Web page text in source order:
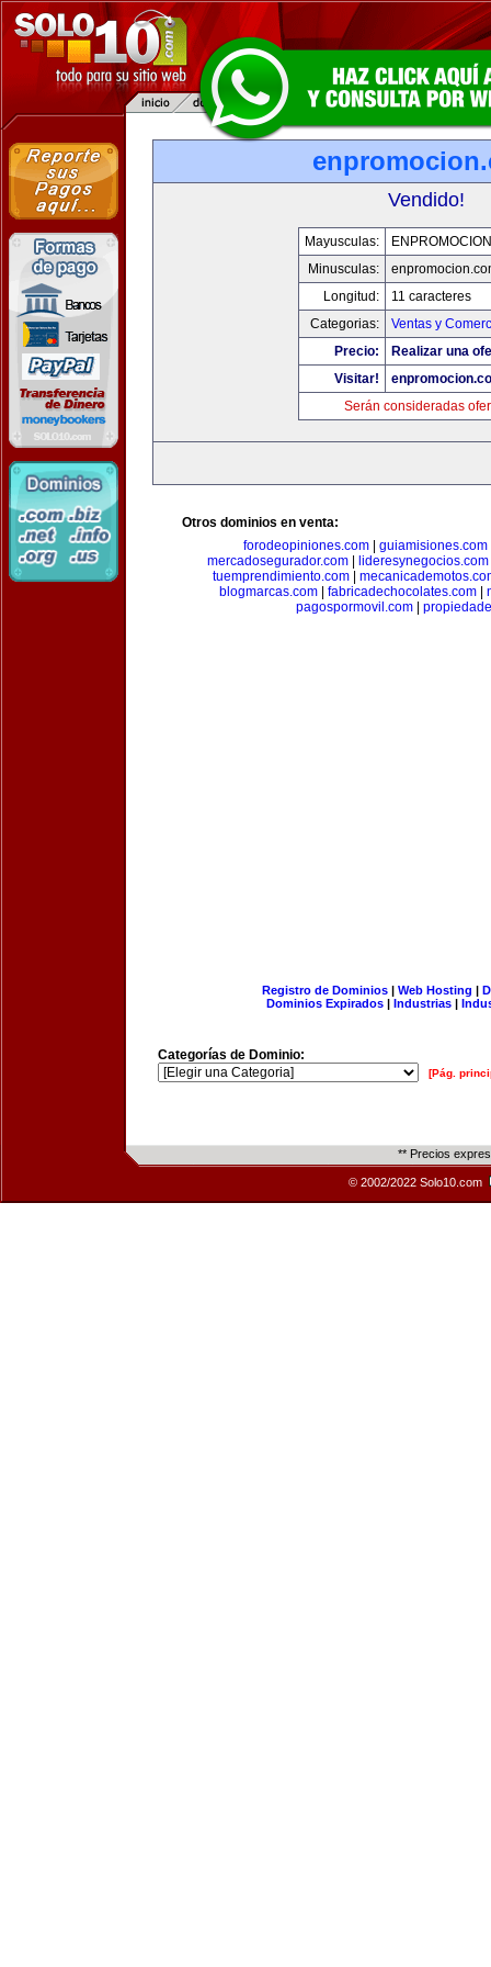
Vendido!
Mayusculas:
Minusculas:
Longitud:
11 caracteres
Categorias:
Ventas y
Precio:
Realizar una
Visitar!
Serán consideradas
Otros dominios en venta:
forodeopiniones.com
guiamisiones.com
mercadosegurador.com
lideresynegocios.com
tuemprendimiento.com
blogmarcas.com
fabricadechocolates.com
pagospormovil.com|
Registro de Dominios| Web Hosting |
Dominios Expirados | Industrias |
Categorías de Dominio:
[Pág.
** Precios
© 2002/2022 Solo10.com